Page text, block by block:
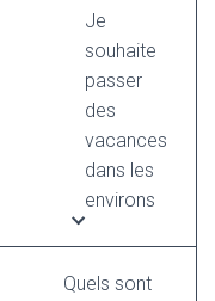
Je
souhaite
passer
des
vacances
dans les
environs
Quels sont